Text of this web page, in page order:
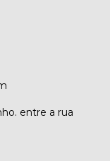
entre a rua